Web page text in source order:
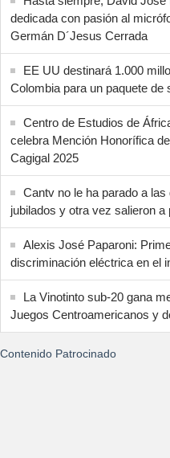
dedicada con pasión al
Germán D´Jesus Cerrada
EE UU destinará 1.000
Colombia para un paquete de
Centro de Estudios de
celebra Mención Honorífica
Cagigal 2025
Cantv no le ha parado a
jubilados y otra vez salieron
Alexis José Paparoni:
discriminación eléctrica en el
La Vinotinto sub-20 gana
Juegos Centroamericanos y
Contenido Patrocinado